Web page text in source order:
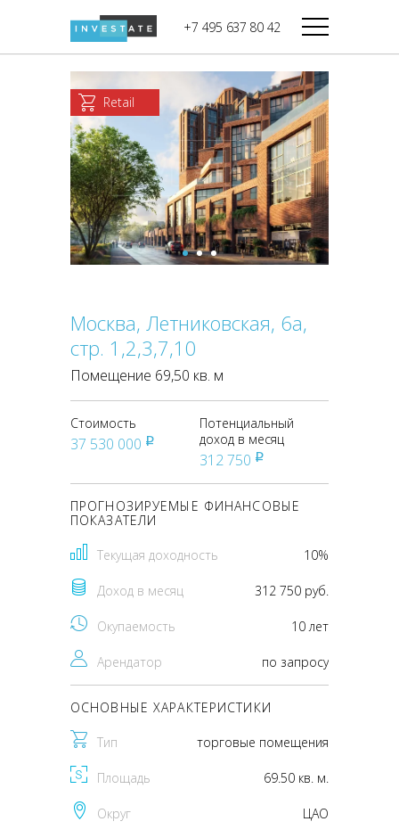
+7 495 637 80 42
Дикси
Мираторг
Магнолия
В башне
Башня Федерация-II
Башня Федерация-I
Восток
Город Столиц,
Северный блок
Город Столиц,
Южный блок
Retail
Москва, Летниковская, 6а,
стр. 1,2,3,7,10
Помещение 69,50 кв. м
Стоимость
37 530 000 pуб
Потенциальный
доход в месяц
312 750 pуб
ПРОГНОЗИРУЕМЫЕ ФИНАНСОВЫЕ
ПОКАЗАТЕЛИ
Текущая доходность 10%
Доход в месяц 312 750 руб.
Окупаемость 10 лет
Арендатор по запросу
ОСНОВНЫЕ ХАРАКТЕРИСТИКИ
Тип торговые помещения
Площадь 69.50 кв. м.
Округ ЦАО